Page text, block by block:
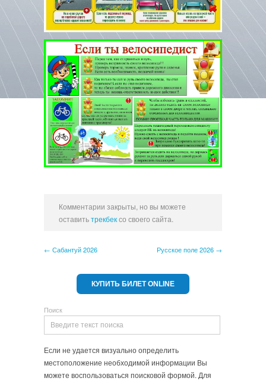
Комментарии закрыты, но вы можете
оставитьтрекбексо своего сайта.
← Сабантуй 2026 Русское поле 2026 →
КУПИТЬ БИЛЕТ ONLINE
Поиск
Если не удается визуально определить
местоположение необходимой информации Вы
можете воспользоваться поисковой формой. Для